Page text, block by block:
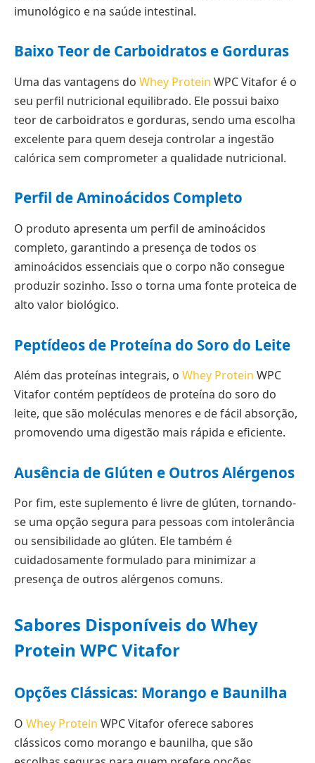
imunológico e na saúde intestinal.
Baixo Teor de Carboidratos e Gorduras
Uma das vantagens do Whey Protein WPC Vitafor é o
seu perfil nutricional equilibrado. Ele possui baixo
teor de carboidratos e gorduras, sendo uma escolha
excelente para quem deseja controlar a ingestão
calórica sem comprometer a qualidade nutricional.
Perfil de Aminoácidos Completo
O produto apresenta um perfil de aminoácidos
completo, garantindo a presença de todos os
aminoácidos essenciais que o corpo não consegue
produzir sozinho. Isso o torna uma fonte proteica de
alto valor biológico.
Peptídeos de Proteína do Soro do Leite
Além das proteínas integrais, o Whey Protein WPC
Vitafor contém peptídeos de proteína do soro do
leite, que são moléculas menores e de fácil absorção,
promovendo uma digestão mais rápida e eficiente.
Ausência de Glúten e Outros Alérgenos
Por fim, este suplemento é livre de glúten, tornando-
se uma opção segura para pessoas com intolerância
ou sensibilidade ao glúten. Ele também é
cuidadosamente formulado para minimizar a
presença de outros alérgenos comuns.
Sabores Disponíveis do Whey
Protein WPC Vitafor
Opções Clássicas: Morango e Baunilha
O Whey Protein WPC Vitafor oferece sabores
clássicos como morango e baunilha, que são